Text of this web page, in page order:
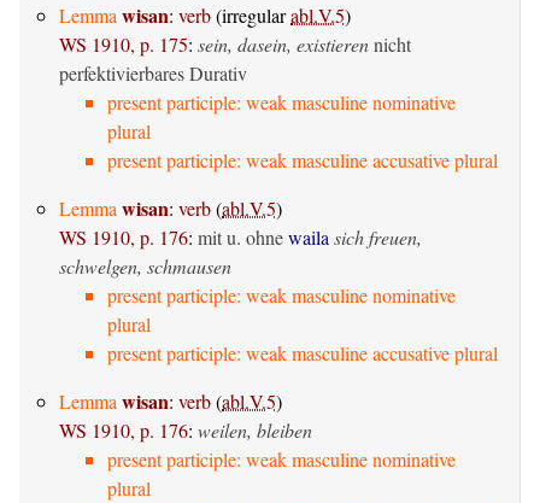
Lemmawisan: verb(irregularabl.V.5)
WS 1910, p. 175: sein, dasein, existierennicht
perfektivierbares Durativ
present participle: weak masculine nominative
plural
present participle: weak masculine accusative plural
Lemmawisan: verb(abl.V.5)
WS 1910, p. 176: mit u. ohnewailasich freuen,
schwelgen, schmausen
present participle: weak masculine nominative
plural
present participle: weak masculine accusative plural
Lemmawisan: verb(abl.V.5)
WS 1910, p. 176: weilen, bleiben
present participle: weak masculine nominative
plural